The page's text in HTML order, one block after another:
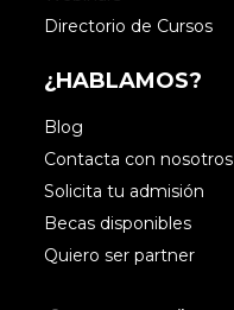
Directorio de Cursos
¿HABLAMOS?
Blog
Contacta con nosotros
Solicita tu admisión
Becas disponibles
Quiero ser partner